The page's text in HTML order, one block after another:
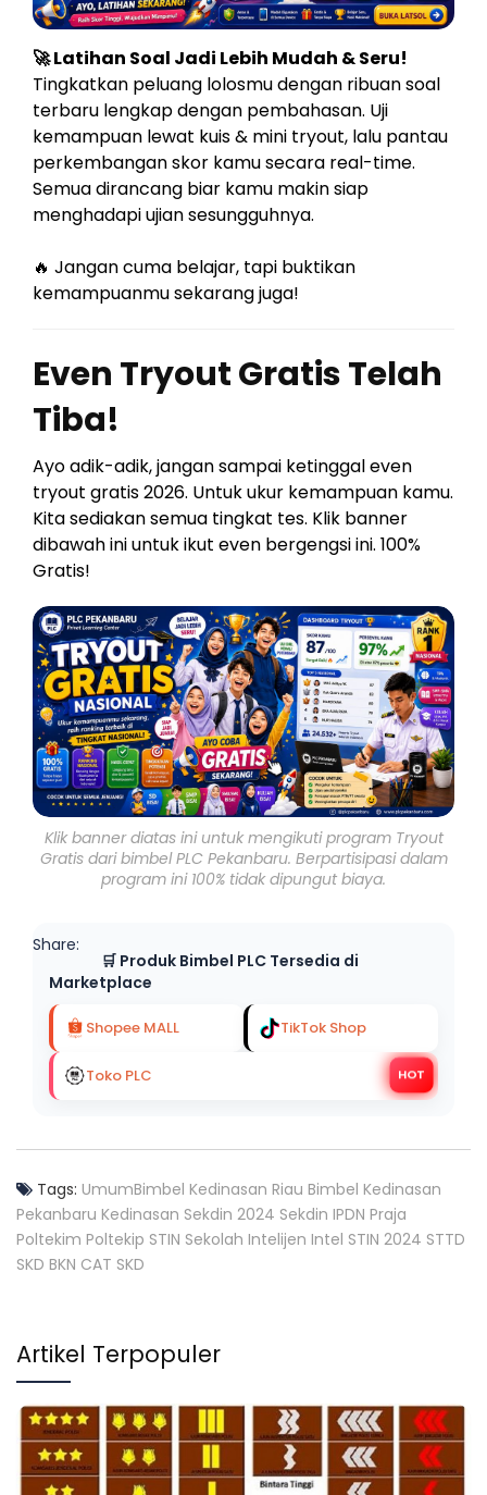
🚀 Latihan Soal Jadi Lebih Mudah & Seru!
Tingkatkan peluang lolosmu dengan ribuan soal
terbaru lengkap dengan pembahasan. Uji
kemampuan lewat kuis & mini tryout, lalu pantau
perkembangan skor kamu secara real-time.
Semua dirancang biar kamu makin siap
menghadapi ujian sesungguhnya.
🔥 Jangan cuma belajar, tapi buktikan
kemampuanmu sekarang juga!
Even Tryout Gratis Telah
Tiba!
Ayo adik-adik, jangan sampai ketinggal even
tryout gratis 2026. Untuk ukur kemampuan kamu.
Kita sediakan semua tingkat tes. Klik banner
dibawah ini untuk ikut even bergengsi ini. 100%
Gratis!
Klik banner diatas ini untuk mengikuti program Tryout
Gratis dari bimbel PLC Pekanbaru. Berpartisipasi dalam
program ini 100% tidak dipungut biaya.
Share:
🛒 Produk Bimbel PLC Tersedia di
Marketplace
Shopee MALL TikTok Shop
HOT
Toko PLC
Tags: UmumBimbel Kedinasan Riau Bimbel Kedinasan
Pekanbaru Kedinasan Sekdin 2024 Sekdin IPDN Praja
Poltekim Poltekip STIN Sekolah Intelijen Intel STIN 2024 STTD
SKD BKN CAT SKD
Artikel Terpopuler